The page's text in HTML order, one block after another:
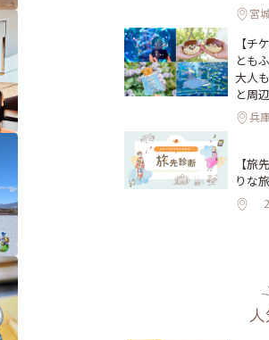
宮
【チ
とも
大人
と周
兵
【旅
りな